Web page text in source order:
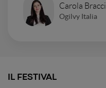
Carola Bracci
Ogilvy Italia
IL FESTIVAL